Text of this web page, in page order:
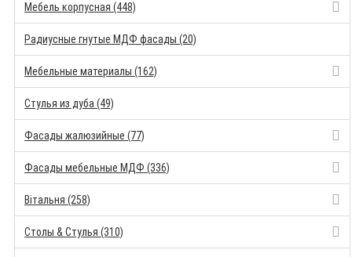
Мебель корпусная (448)
Радиусные гнутые МДФ фасады (20)
Мебельные материалы (162)
Стулья из дуба (49)
Фасады жалюзийные (77)
Фасады мебельные МДФ (336)
Вітальня (258)
Столы & Стулья (310)